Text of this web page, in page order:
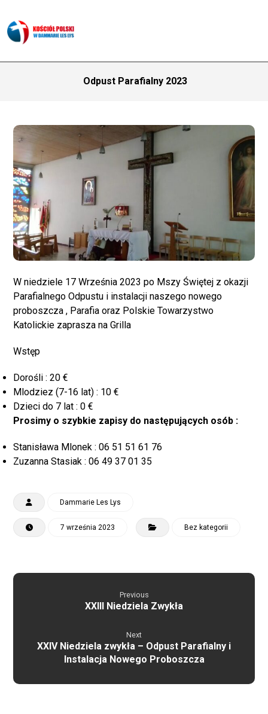
Odpust Parafialny 2023
W niedziele 17 Września 2023 po Mszy Świętej z okazji
Parafialnego Odpustu i instalacji naszego nowego
proboszcza , Parafia oraz Polskie Towarzystwo
Katolickie zaprasza na Grilla
Wstęp
Dorośli : 20 €
Mlodziez (7-16 lat) : 10 €
Dzieci do 7 lat : 0 €
Prosimy o szybkie zapisy do następujących osób :
Stanisława Mlonek : 06 51 51 61 76
Zuzanna Stasiak : 06 49 37 01 35
Dammarie Les Lys
7 września 2023 Bez kategorii
Previous
XXIII Niedziela Zwykła
Next
XXIV Niedziela zwykła – Odpust Parafialny i
Instalacja Nowego Proboszcza